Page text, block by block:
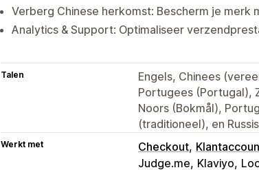
Verberg Chinese herkomst: Bescherm je merk
Analytics & Support: Optimaliseer
Talen
Engels, Chinees
Portugees (Portugal),
Noors (Bokmål),
(traditioneel), en
Werkt met Checkout
Judge.me Klaviyo